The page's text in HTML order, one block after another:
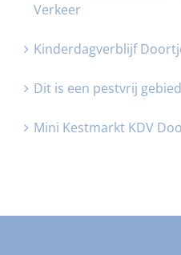
Verkeer
Kinderdagverblijf
Dit is een pestvrij gebied
Mini Kestmarkt KDV